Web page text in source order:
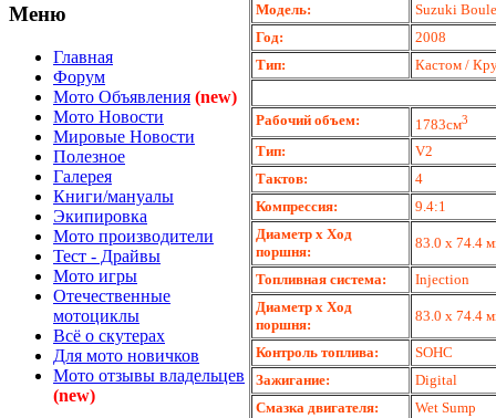
Меню
Главная
Форум
Мото Объявления (new)
Мото Новости
Мировые Новости
Полезное
Галерея
Книги/мануалы
Экипировка
Мото производители
Тест - Драйвы
Мото игры
Отечественные
мотоциклы
Всё о скутерах
Для мото новичков
Мото отзывы владельцев
(new)
Модель:
Suzuki
Год:
2008
Тип:
Кастом /
Рабочий объем: 1783см3
Тип:
V2
Тактов:
4
Компрессия:
9.4:1
Диаметр х Ход
поршня:
83.0 x 74.4
Топливная система:
Injection
Диаметр х Ход
поршня:
83.0 x 74.4
Контроль топлива:
SOHC
Зажигание:
Digital
Смазка двигателя:
Wet Sump